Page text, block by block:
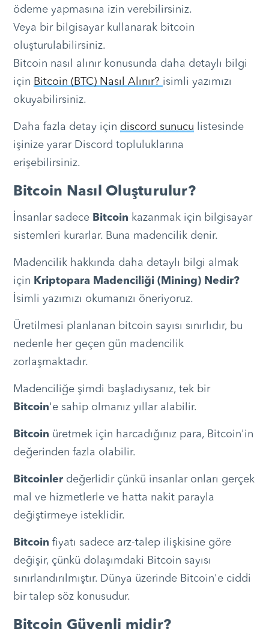
ödeme yapmasına izin verebilirsiniz.
Veya bir bilgisayar kullanarak bitcoin
oluşturulabilirsiniz.
Bitcoin nasıl alınır konusunda daha detaylı bilgi
için Bitcoin (BTC) Nasıl Alınır? isimli yazımızı
okuyabilirsiniz.
Daha fazla detay için discord sunucu listesinde
işinize yarar Discord topluluklarına
erişebilirsiniz.
Bitcoin Nasıl Oluşturulur?
İnsanlar sadece Bitcoin kazanmak için bilgisayar
sistemleri kurarlar. Buna madencilik denir.
Madencilik hakkında daha detaylı bilgi almak
için Kriptopara Madenciliği (Mining) Nedir?
İsimli yazımızı okumanızı öneriyoruz.
Üretilmesi planlanan bitcoin sayısı sınırlıdır, bu
nedenle her geçen gün madencilik
zorlaşmaktadır.
Madenciliğe şimdi başladıysanız, tek bir
Bitcoin'e sahip olmanız yıllar alabilir.
Bitcoin üretmek için harcadığınız para, Bitcoin'in
değerinden fazla olabilir.
Bitcoinlerdeğerlidir çünkü insanlar onları gerçek
mal ve hizmetlerle ve hatta nakit parayla
değiştirmeye isteklidir.
Bitcoin fiyatı sadece arz-talep ilişkisine göre
değişir, çünkü dolaşımdaki Bitcoin sayısı
sınırlandırılmıştır. Dünya üzerinde Bitcoin'e ciddi
bir talep söz konusudur.
Bitcoin Güvenli midir?